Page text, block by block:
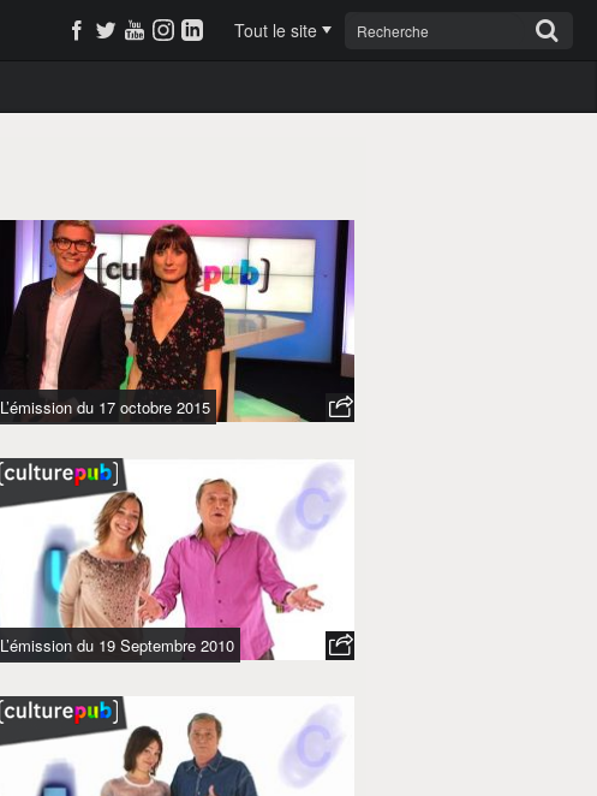
Tout le site
L’émission du 17 octobre 2015
L’émission du 19 Septembre 2010